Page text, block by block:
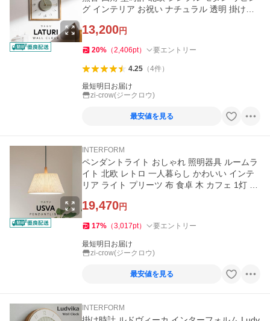
グ インテリア お祝い ナチュラル 透明 掛け時
13,200円
20% （2,406pt） 要エントリー
4.25（4件）
最短明日お届け
zi-crow(ジークロウ)
最安値を見る
INTERFORM
ペンダントライト おしゃれ 照明器具 ルームラ
イト 北欧 レトロ 一人暮らし かわいい インテ
リア ライト プリーツ 布 食卓 木 カフェ 1灯 ウ
19,470円
17% （3,017pt） 要エントリー
最短明日お届け
zi-crow(ジークロウ)
最安値を見る
INTERFORM